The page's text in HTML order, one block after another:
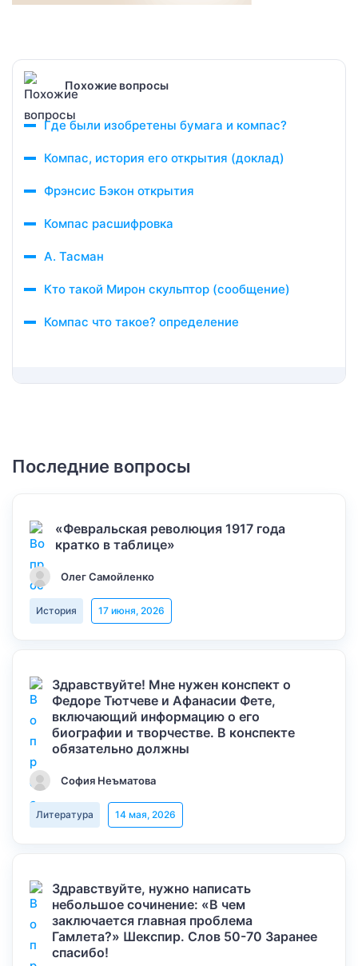
Похожие вопросы
Где были изобретены бумага и компас?
Компас, история его открытия (доклад)
Фрэнсис Бэкон открытия
Компас расшифровка
А. Тасман
Кто такой Мирон скульптор (сообщение)
Компас что такое? определение
Последние вопросы
«Февральская революция 1917 года
кратко в таблице»
Олег Самойленко
История 17 июня, 2026
Здравствуйте! Мне нужен конспект о
Федоре Тютчеве и Афанасии Фете,
включающий информацию о его
биографии и творчестве. В конспекте
обязательно должны
София Неъматова
Литература 14 мая, 2026
Здравствуйте, нужно написать
небольшое сочинение: «В чем
заключается главная проблема
Гамлета?» Шекспир. Слов 50-70 Заранее
спасибо!